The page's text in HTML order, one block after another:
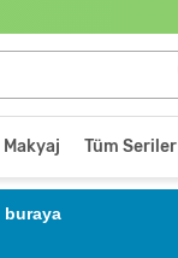
Makyaj Tüm Seriler
buraya